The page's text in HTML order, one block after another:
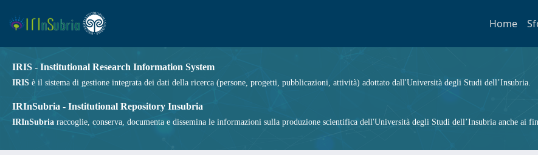
Home
IRIS - Institutional Research Information System
IRIS è il sistema di gestione integrata dei dati della ricerca (persone, progetti, pubblicazioni, attività) adottato dall'Università degli Studi dell’Insubria.
IRInSubria - Institutional Repository Insubria
IRInSubria raccoglie, conserva, documenta e dissemina le informazioni sulla produzione scientifica dell'Università degli Studi dell’Insubria anche ai